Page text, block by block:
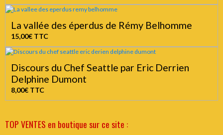
La vallée des éperdus de Rémy Belhomme
15,00€ TTC
Discours du Chef Seattle par Eric Derrien
Delphine Dumont
8,00€ TTC
TOP VENTES en boutique sur ce site :